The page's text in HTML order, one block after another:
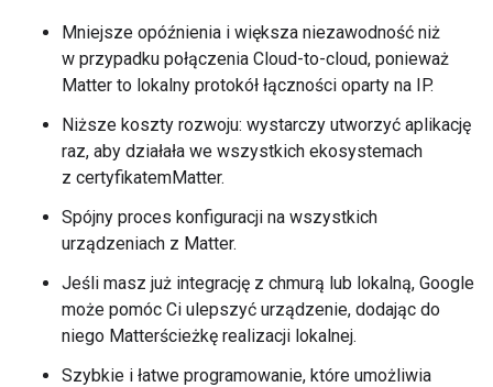
Mniejsze opóźnienia i większa niezawodność niż
w przypadku połączenia Cloud-to-cloud, ponieważ
Matter to lokalny protokół łączności oparty na IP.
Niższe koszty rozwoju: wystarczy utworzyć aplikację
raz, aby działała we wszystkich ekosystemach
z certyfikatemMatter.
Spójny proces konfiguracji na wszystkich
urządzeniach z Matter.
Jeśli masz już integrację z chmurą lub lokalną, Google
może pomóc Ci ulepszyć urządzenie, dodając do
niego Matterścieżkę realizacji lokalnej.
Szybkie i łatwe programowanie, które umożliwia